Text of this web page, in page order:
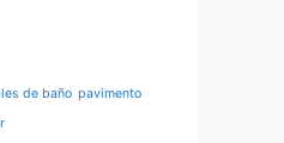
de baño pavimento